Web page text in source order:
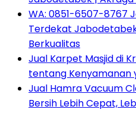
WA: 0851-6507-8767
Terdekat
Berkualitas
Jual Karpet Masjid di
tentang Kenyamanan
Jual Hamra Vacuum
Bersih Lebih Cepat,